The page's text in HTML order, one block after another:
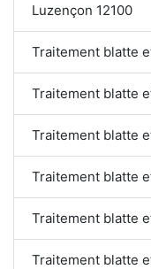
Luzençon 12100
Traitement blatte
Traitement blatte
Traitement blatte
Traitement blatte
Traitement blatte
Traitement blatte